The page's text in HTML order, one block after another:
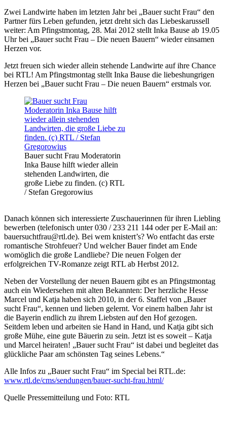
Zwei Landwirte haben im letzten Jahr bei „Bauer sucht Frau“ den
Partner fürs Leben gefunden, jetzt dreht sich das Liebeskarussell
weiter: Am Pfingstmontag, 28. Mai 2012 stellt Inka Bause ab 19.05
Uhr bei „Bauer sucht Frau – Die neuen Bauern“ wieder einsamen
Herzen vor.
Jetzt freuen sich wieder allein stehende Landwirte auf ihre Chance
bei RTL! Am Pfingstmontag stellt Inka Bause die liebeshungrigen
Herzen bei „Bauer sucht Frau – Die neuen Bauern“ erstmals vor.
Bauer sucht Frau Moderatorin
Inka Bause hilft wieder allein
stehenden Landwirten, die
große Liebe zu finden. (c) RTL
/ Stefan Gregorowius
Danach können sich interessierte Zuschauerinnen für ihren Liebling
bewerben (telefonisch unter 030 / 233 211 144 oder per E-Mail an:
bauersuchtfrau@rtl.de). Bei wem knistert’s? Wo entfacht das erste
romantische Strohfeuer? Und welcher Bauer findet am Ende
womöglich die große Landliebe? Die neuen Folgen der
erfolgreichen TV-Romanze zeigt RTL ab Herbst 2012.
Neben der Vorstellung der neuen Bauern gibt es an Pfingstmontag
auch ein Wiedersehen mit alten Bekannten: Der herzliche Hesse
Marcel und Katja haben sich 2010, in der 6. Staffel von „Bauer
sucht Frau“, kennen und lieben gelernt. Vor einem halben Jahr ist
die Bayerin endlich zu ihrem Liebsten auf den Hof gezogen.
Seitdem leben und arbeiten sie Hand in Hand, und Katja gibt sich
große Mühe, eine gute Bäuerin zu sein. Jetzt ist es soweit – Katja
und Marcel heiraten! „Bauer sucht Frau“ ist dabei und begleitet das
glückliche Paar am schönsten Tag seines Lebens.“
Alle Infos zu „Bauer sucht Frau“ im Special bei RTL.de:
www.rtl.de/cms/sendungen/bauer-sucht-frau.html/
Quelle Pressemitteilung und Foto: RTL